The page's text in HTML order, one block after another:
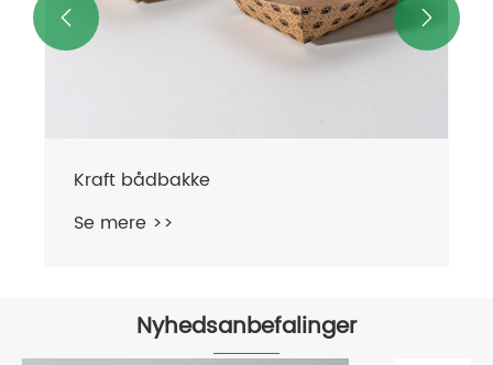
 
Nyhedsanbefalinger